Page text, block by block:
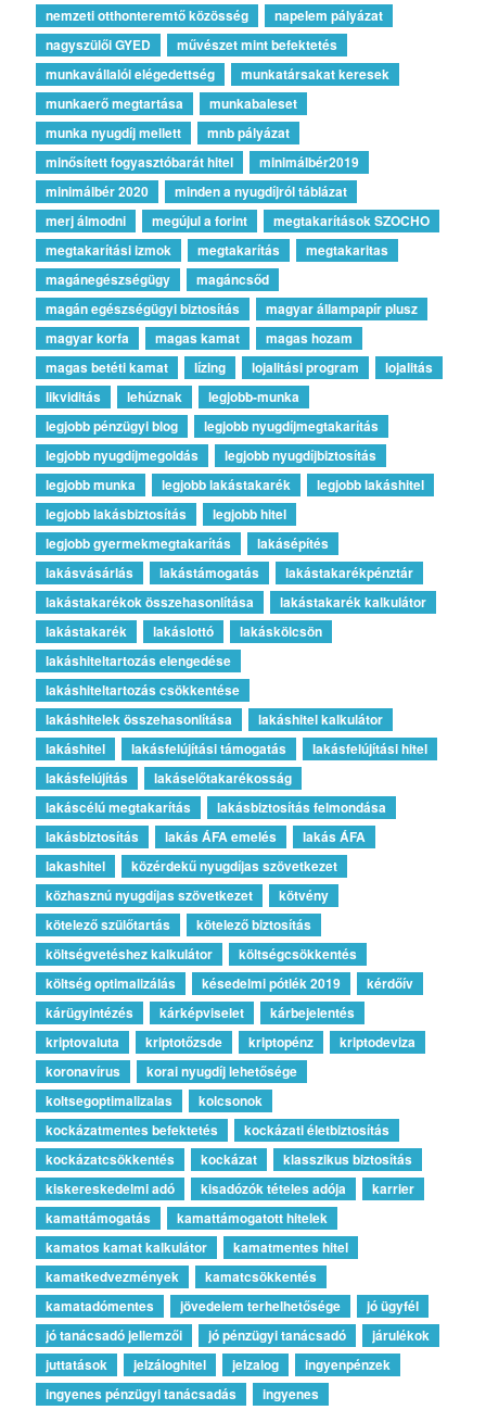
nemzeti otthonteremtő közösség
napelem pályázat
nagyszülői GYED
művészet mint befektetés
munkavállalói elégedettség
munkatársakat keresek
munkaerő megtartása
munkabaleset
munka nyugdíj mellett
mnb pályázat
minősített fogyasztóbarát hitel
minimálbér2019
minimálbér 2020
minden a nyugdíjról táblázat
merj álmodni
megújul a forint
megtakarítások SZOCHO
megtakarítási izmok
megtakarítás
megtakaritas
magánegészségügy
magáncsőd
magán egészségügyi biztosítás
magyar állampapír plusz
magyar korfa
magas kamat
magas hozam
magas betéti kamat
lízing lojalitási program
lojalitás
likviditás
lehúznak
legjobb-munka
legjobb pénzügyi blog
legjobb nyugdíjmegtakarítás
legjobb nyugdíjmegoldás
legjobb nyugdíjbiztosítás
legjobb munka
legjobb lakástakarék
legjobb lakáshitel
legjobb lakásbiztosítás
legjobb hitel
legjobb gyermekmegtakarítás
lakásépítés
lakásvásárlás
lakástámogatás
lakástakarékpénztár
lakástakarékok összehasonlítása
lakástakarék kalkulátor
lakástakarék
lakáslottó
lakáskölcsön
lakáshiteltartozás elengedése
lakáshiteltartozás csökkentése
lakáshitelek összehasonlítása
lakáshitel kalkulátor
lakáshitel
lakásfelújítási támogatás
lakásfelújítási hitel
lakásfelújítás
lakáselőtakarékosság
lakáscélú megtakarítás
lakásbiztosítás felmondása
lakásbiztosítás
lakás ÁFA emelés
lakás ÁFA
lakashitel
közérdekű nyugdíjas szövetkezet
közhasznú nyugdíjas szövetkezet
kötvény
kötelező szülőtartás
kötelező biztosítás
költségvetéshez kalkulátor
költségcsökkentés
költség optimalizálás
késedelmi pótlék 2019
kérdőív
kárügyintézés
kárképviselet
kárbejelentés
kriptovaluta
kriptotőzsde kriptopénz
kriptodeviza
koronavírus
korai nyugdíj lehetősége
koltsegoptimalizalas
kolcsonok
kockázatmentes befektetés
kockázati életbiztosítás
kockázatcsökkentés
kockázat
klasszikus biztosítás
kiskereskedelmi adó
kisadózók tételes adója
karrier
kamattámogatás
kamattámogatott hitelek
kamatos kamat kalkulátor
kamatmentes hitel
kamatkedvezmények
kamatcsökkentés
kamatadómentes
jövedelem terhelhetősége
jó ügyfél
jó tanácsadó jellemzői
jó pénzügyi tanácsadó
járulékok
juttatások
jelzáloghitel jelzalog
ingyenpénzek
ingyenes pénzügyi tanácsadás
ingyenes